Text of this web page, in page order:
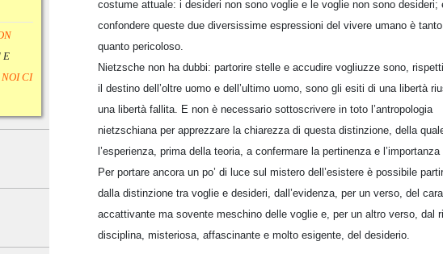
E
NOI CI
costume attuale: i desideri non sono voglie e le voglie non sono desideri;
confondere queste due diversissime espressioni del vivere umano è
quanto pericoloso.
Nietzsche non ha dubbi: partorire stelle e accudire vogliuzze sono,
il destino dell’oltre uomo e dell’ultimo uomo, sono gli esiti di una libertà
una libertà fallita. E non è necessario sottoscrivere in toto l’antropologia
nietzschiana per apprezzare la chiarezza di questa distinzione, della
l’esperienza, prima della teoria, a confermare la pertinenza e
Per portare ancora un po’ di luce sul mistero dell’esistere è possibile
dalla distinzione tra voglie e desideri, dall’evidenza, per un verso, del
accattivante ma sovente meschino delle voglie e, per un altro verso, dal
disciplina, misteriosa, affascinante e molto esigente, del desiderio.